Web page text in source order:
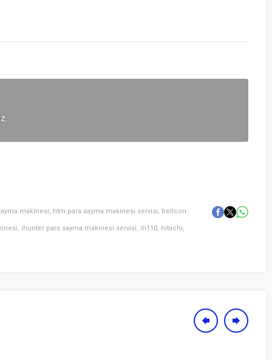
makinesi, htm para sayma makinesi servisi, bellcon
, ihunter para sayma makinesi servisi, ih110, hitachi,